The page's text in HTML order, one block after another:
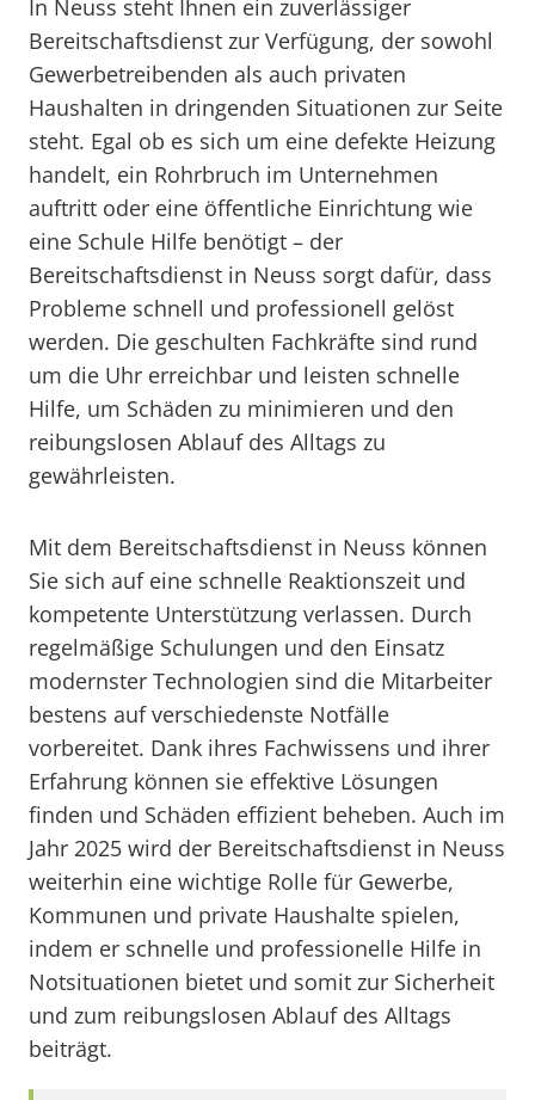
In Neuss steht Ihnen ein zuverlässiger
Bereitschaftsdienst zur Verfügung, der sowohl
Gewerbetreibenden als auch privaten
Haushalten in dringenden Situationen zur Seite
steht. Egal ob es sich um eine defekte Heizung
handelt, ein Rohrbruch im Unternehmen
auftritt oder eine öffentliche Einrichtung wie
eine Schule Hilfe benötigt – der
Bereitschaftsdienst in Neuss sorgt dafür, dass
Probleme schnell und professionell gelöst
werden. Die geschulten Fachkräfte sind rund
um die Uhr erreichbar und leisten schnelle
Hilfe, um Schäden zu minimieren und den
reibungslosen Ablauf des Alltags zu
gewährleisten.
Mit dem Bereitschaftsdienst in Neuss können
Sie sich auf eine schnelle Reaktionszeit und
kompetente Unterstützung verlassen. Durch
regelmäßige Schulungen und den Einsatz
modernster Technologien sind die Mitarbeiter
bestens auf verschiedenste Notfälle
vorbereitet. Dank ihres Fachwissens und ihrer
Erfahrung können sie effektive Lösungen
finden und Schäden effizient beheben. Auch im
Jahr 2025 wird der Bereitschaftsdienst in Neuss
weiterhin eine wichtige Rolle für Gewerbe,
Kommunen und private Haushalte spielen,
indem er schnelle und professionelle Hilfe in
Notsituationen bietet und somit zur Sicherheit
und zum reibungslosen Ablauf des Alltags
beiträgt.